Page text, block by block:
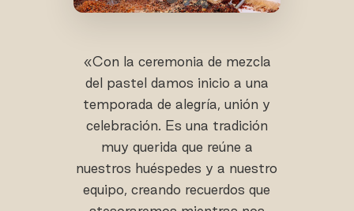
«Con la ceremonia de mezcla
del pastel damos inicio a una
temporada de alegría, unión y
celebración. Es una tradición
muy querida que reúne a
nuestros huéspedes y a nuestro
equipo, creando recuerdos que